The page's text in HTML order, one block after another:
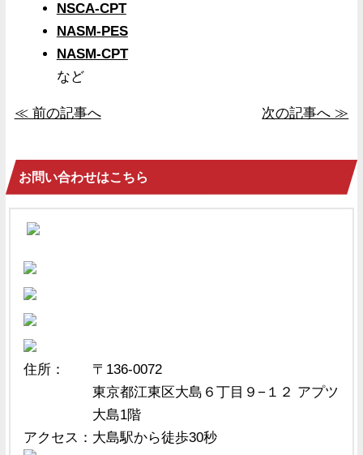
NSCA-CPT
NASM-PES
NASM-CPT
など
≪ 前の記事へ 次の記事へ ≫
お問い合わせはこちら
住所：
〒136-0072
東京都江東区大島６丁目９−１２ アプツ
大島1階
アクセス： 大島駅から徒歩30秒